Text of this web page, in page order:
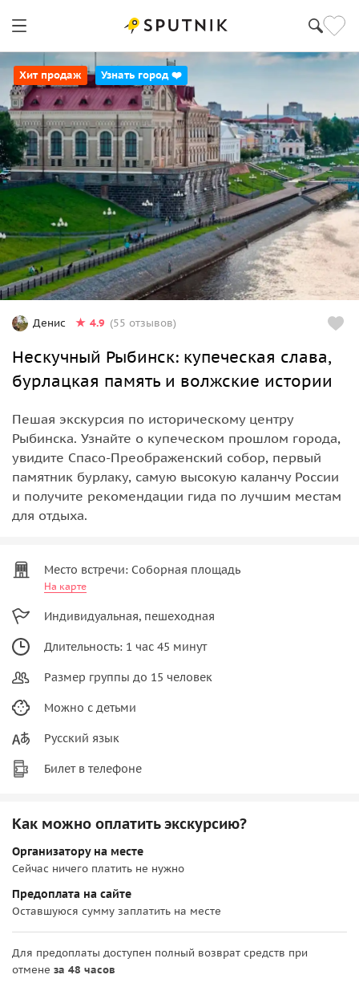
Хит продаж Узнать город ❤️
Денис 4.9 (55 отзывов)
Нескучный Рыбинск: купеческая слава,
бурлацкая память и волжские истории
Пешая экскурсия по историческому центру
Рыбинска. Узнайте о купеческом прошлом города,
увидите Спасо-Преображенский собор, первый
памятник бурлаку, самую высокую каланчу России
и получите рекомендации гида по лучшим местам
для отдыха.
Место встречи: Соборная площадь
На карте
Индивидуальная, пешеходная
Длительность: 1 час 45 минут
Размер группы до 15 человек
Можно с детьми
Русский язык
Билет в телефоне
Как можно оплатить экскурсию?
Организатору на месте
Сейчас ничего платить не нужно
Предоплата на сайте
Оставшуюся сумму заплатить на месте
Для предоплаты доступен полный возврат средств при
отмене за 48 часов